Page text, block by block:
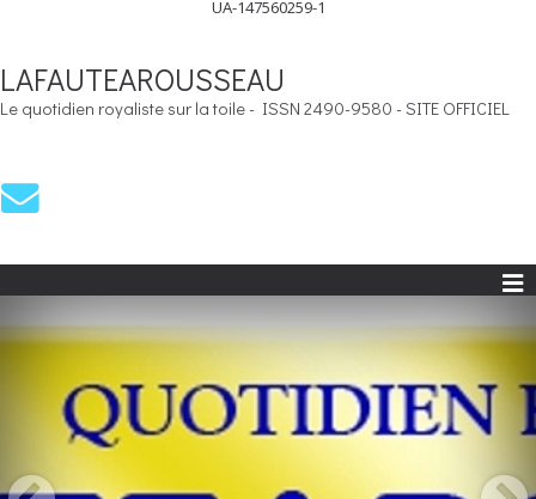
UA-147560259-1
LAFAUTEAROUSSEAU
Le quotidien royaliste sur la toile - ISSN 2490-9580 - SITE OFFICIEL